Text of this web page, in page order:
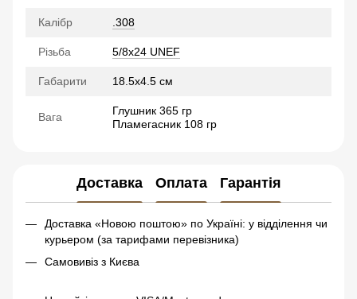
Калібр .308
Різьба 5/8x24 UNEF
Габарити 18.5х4.5 см
Вага
Глушник 365 гр
Пламегасник 108 гр
Доставка Оплата Гарантія
Доставка «Новою поштою» по Україні: у відділення чи
курьером (за тарифами перевізника)
Самовивіз з Києва